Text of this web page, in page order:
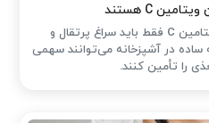
شاید تصور کنید برای دریافت ویتامین C فقط باید سراغ پرتقال و
ساده در آشپزخانه می‌توانند سهمی
را تأمین کنند.